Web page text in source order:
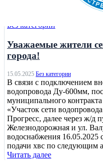
Без категории
Уважаемые жители
города!
15.05.2025 Без категории
В связи с подключением
водопровода Ду-600мм,
муниципального
«Участок сети
Прогресс, далее через ж/д
Железнодорожная и ул.
водоснабжения 16.05.2025
подачи хвс по следующим
Читать далее